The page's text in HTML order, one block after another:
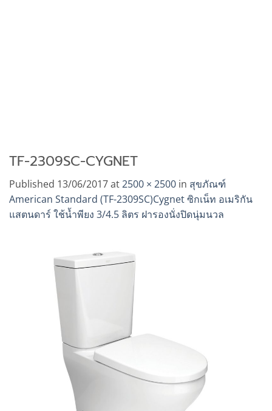
TF-2309SC-CYGNET
Published 13/06/2017at2500 × 2500 in สุขภัณฑ์
American Standard (TF-2309SC)Cygnet ซิกเน็ท อเมริกัน
แสตนดาร์ ใช้น้ำพียง 3/4.5 ลิตร ฝารองนั่งปิดนุ่มนวล